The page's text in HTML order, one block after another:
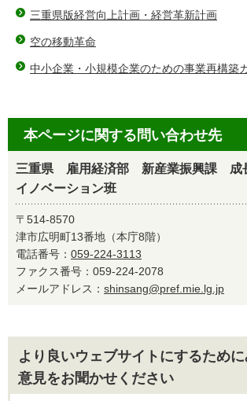
三重県版経営向上計画・経営革新計画
空の移動革命
中小企業・小規模企業のための事業再構築
本ページに関する問い合わせ先
三重県 雇用経済部 新産業振興課 成
イノベーション班
〒514-8570
津市広明町13番地（本庁8階）
電話番号： 059-224-3113
ファクス番号：059-224-2078
メールアドレス： shinsang@pref.mie.lg.jp
より良いウェブサイトにするため
意見をお聞かせください